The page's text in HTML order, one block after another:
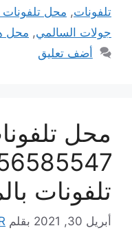
تلفونات, محل تلفونات
جولات السالمي, محل
أضف تعليق
محل
تلفونات
أبريل 30, 2021 بقلم